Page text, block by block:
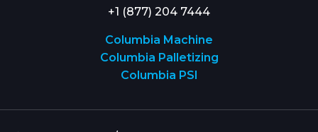
+1 (877) 204 7444
Columbia Machine
Columbia Palletizing
Columbia PSI